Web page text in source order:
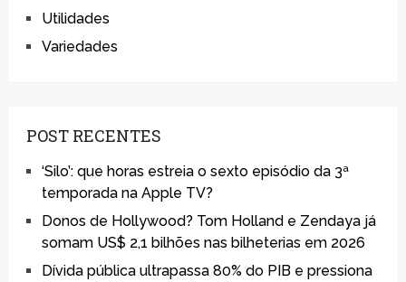
Utilidades
Variedades
POST RECENTES
‘Silo’: que horas estreia o sexto episódio da 3ª
temporada na Apple TV?
Donos de Hollywood? Tom Holland e Zendaya já
somam US$ 2,1 bilhões nas bilheterias em 2026
Dívida pública ultrapassa 80% do PIB e pressiona